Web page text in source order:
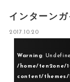
インターン
2017.10.20
Warning:
/home/ten2one/
content/themes/